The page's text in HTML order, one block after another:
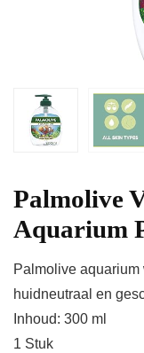
Palmolive
Aquarium
Palmolive
huidneutraal en
Inhoud: 300 ml
1 Stuk